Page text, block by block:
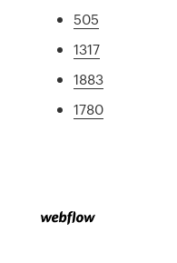
505
1317
1883
1780